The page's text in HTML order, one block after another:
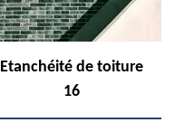
Etanchéité de toiture
16